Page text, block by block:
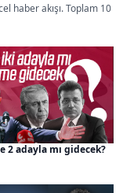
haber akışı. Toplam 10
2 adayla mı gidecek?